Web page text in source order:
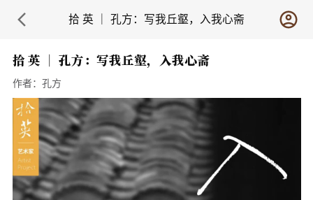
拾 英 ｜ 孔方：写我丘壑，入我心斋
拾 英 ｜ 孔方：写我丘壑，入我心斋
作者： 孔方